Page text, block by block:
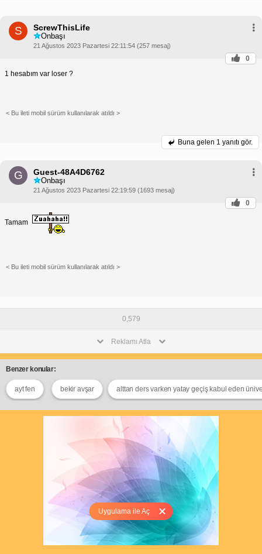
Uygulama ile Aç
S ScrewThisLife
Onbaşı
21 Ağustos 2023 Pazartesi 22:11:54 (257 mesaj)
0
1 hesabım var loser ?
< Bu ileti mobil sürüm kullanılarak atıldı >
Buna gelen 1 yanıtı gör.
G Guest-48A4D6762
Onbaşı
21 Ağustos 2023 Pazartesi 22:19:59 (1693 mesaj)
0
Tamam
< Bu ileti mobil sürüm kullanılarak atıldı >
0,579
Reklamı Atla
Benzer konular:
ayt fen bekir avşar alttan ders varken yatay geçiş kabul eden